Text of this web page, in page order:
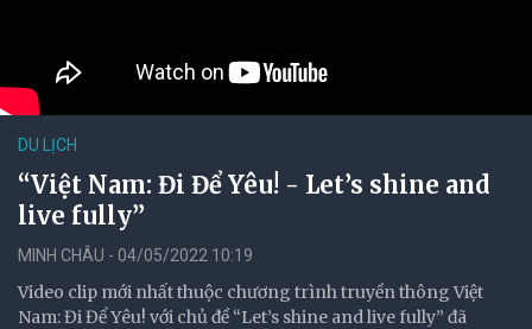
DU LỊCH
“Việt Nam: Đi Để Yêu! - Let’s shine and
live fully”
MINH CHÂU - 04/05/2022 10:19
Video clip mới nhất thuộc chương trình truyền thông Việt
Nam: Đi Để Yêu! với chủ đề “Let’s shine and live fully” đã